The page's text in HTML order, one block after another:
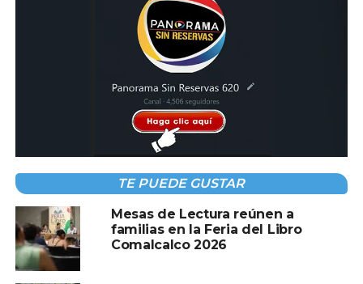
TEMAS RELACIONADOS: ELECCION DE LA FLOR
Pequeños productores de Huimanguillo
reciben beneficios de Crédito Ganadero a la
Palabra; reconocen que con ganado de
calidad repoblarán el hato
Gobierno del Pueblo y Defensa suman
reforestación en Tabasco
TE PUEDE GUSTAR
Mesas de Lectura reúnen a
familias en la Feria del Libro
Comalcalco 2026